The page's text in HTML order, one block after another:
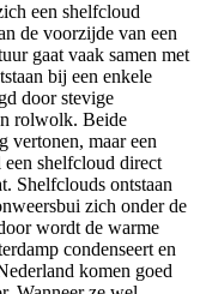
een shelfcloud
de voorzijde van een
gaat vaak samen met
bij een enkele
door stevige
rolwolk. Beide
vertonen, maar een
shelfcloud direct
Shelfclouds ontstaan
zich onder de
wordt de warme
condenseert en
komen goed